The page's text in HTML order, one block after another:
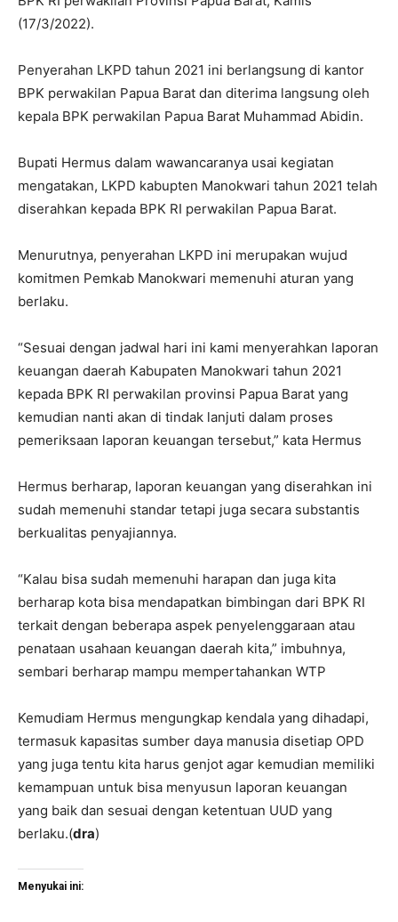
(17/3/2022).
Penyerahan LKPD tahun 2021 ini berlangsung di kantor
BPK perwakilan Papua Barat dan diterima langsung oleh
kepala BPK perwakilan Papua Barat Muhammad Abidin.
Bupati Hermus dalam wawancaranya usai kegiatan
mengatakan, LKPD kabupten Manokwari tahun 2021 telah
diserahkan kepada BPK RI perwakilan Papua Barat.
Menurutnya, penyerahan LKPD ini merupakan wujud
komitmen Pemkab Manokwari memenuhi aturan yang
berlaku.
“Sesuai dengan jadwal hari ini kami menyerahkan laporan
keuangan daerah Kabupaten Manokwari tahun 2021
kepada BPK RI perwakilan provinsi Papua Barat yang
kemudian nanti akan di tindak lanjuti dalam proses
pemeriksaan laporan keuangan tersebut,” kata Hermus
Hermus berharap, laporan keuangan yang diserahkan ini
sudah memenuhi standar tetapi juga secara substantis
berkualitas penyajiannya.
“Kalau bisa sudah memenuhi harapan dan juga kita
berharap kota bisa mendapatkan bimbingan dari BPK RI
terkait dengan beberapa aspek penyelenggaraan atau
penataan usahaan keuangan daerah kita,” imbuhnya,
sembari berharap mampu mempertahankan WTP
Kemudiam Hermus mengungkap kendala yang dihadapi,
termasuk kapasitas sumber daya manusia disetiap OPD
yang juga tentu kita harus genjot agar kemudian memiliki
kemampuan untuk bisa menyusun laporan keuangan
yang baik dan sesuai dengan ketentuan UUD yang
berlaku.(dra)
Menyukai ini: